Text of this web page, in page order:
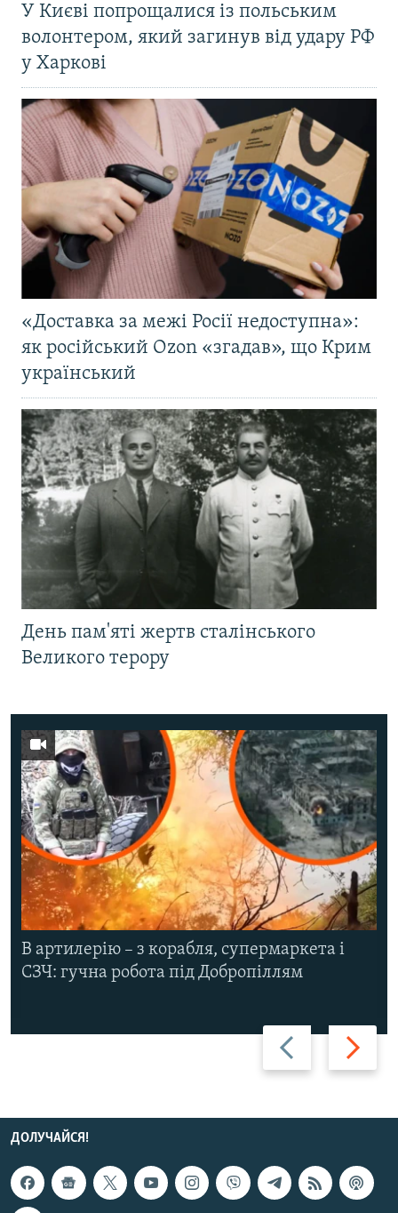
У Києві попрощалися із польським
волонтером, який загинув від удару РФ
у Харкові
«Доставка за межі Росії недоступна»:
як російський Ozon «згадав», що Крим
український
День пам'яті жертв сталінського
Великого терору
Назад Вперед
В артилерію – з корабля, супермаркета і
СЗЧ: гучна робота під Добропіллям
ДОЛУЧАЙСЯ!